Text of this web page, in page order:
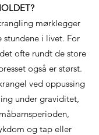
mørklegger
stundene i livet. For
ofte rundt de store
også er størst.
ved oppussing
under graviditet,
og tap eller